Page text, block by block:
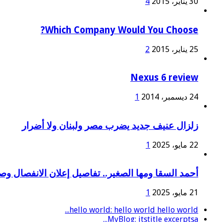
Which Company Would You Choose?
25 يناير، 2015 2
Nexus 6 review
24 ديسمبر، 2014 1
زلزال عنيف جديد يضرب مصر ولبنان ولا أضرار
22 مايو، 2025 1
أحمد السقا ومها الصغير.. تفاصيل إعلان الانفصال
21 مايو، 2025
1
hello world: hello world hello world...
MyBlog: itstitle excerptsa...